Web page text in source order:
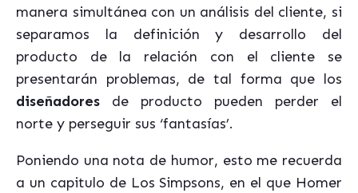
manera simultánea con un análisis del cliente, si
separamos la definición y desarrollo del
producto de la relación con el cliente se
presentarán problemas, de tal forma que los
diseñadores de producto pueden perder el
norte y perseguir sus ‘fantasías’.
Poniendo una nota de humor, esto me recuerda
a un capitulo de Los Simpsons, en el que Homer